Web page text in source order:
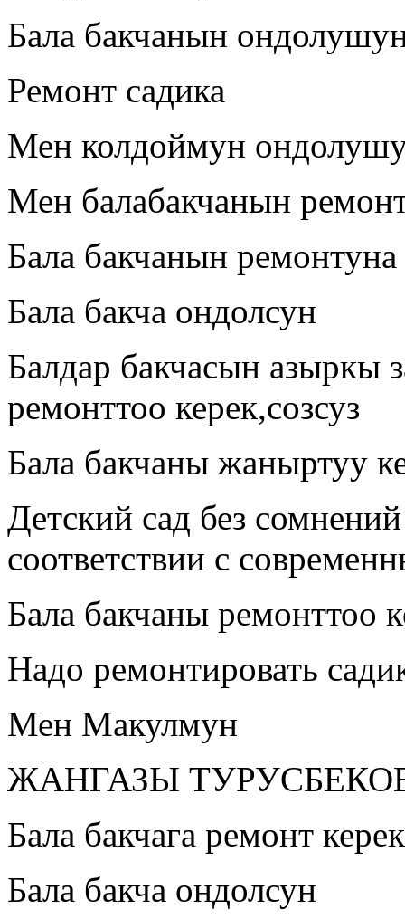
Бала бакчанын
Ремонт садика
Мен колдоймун
Мен балабакчанын
Бала бакчанын
Бала бакча ондолсун
Балдар бакчасын азыркы
ремонттоо керек,созсуз
Бала бакчаны жаныртуу
Детский сад без
соответствии с
Бала бакчаны ремонттоо
Надо ремонтировать
Мен Макулмун
ЖАНГАЗЫ
Бала бакчага ремонт керек
Бала бакча ондолсун